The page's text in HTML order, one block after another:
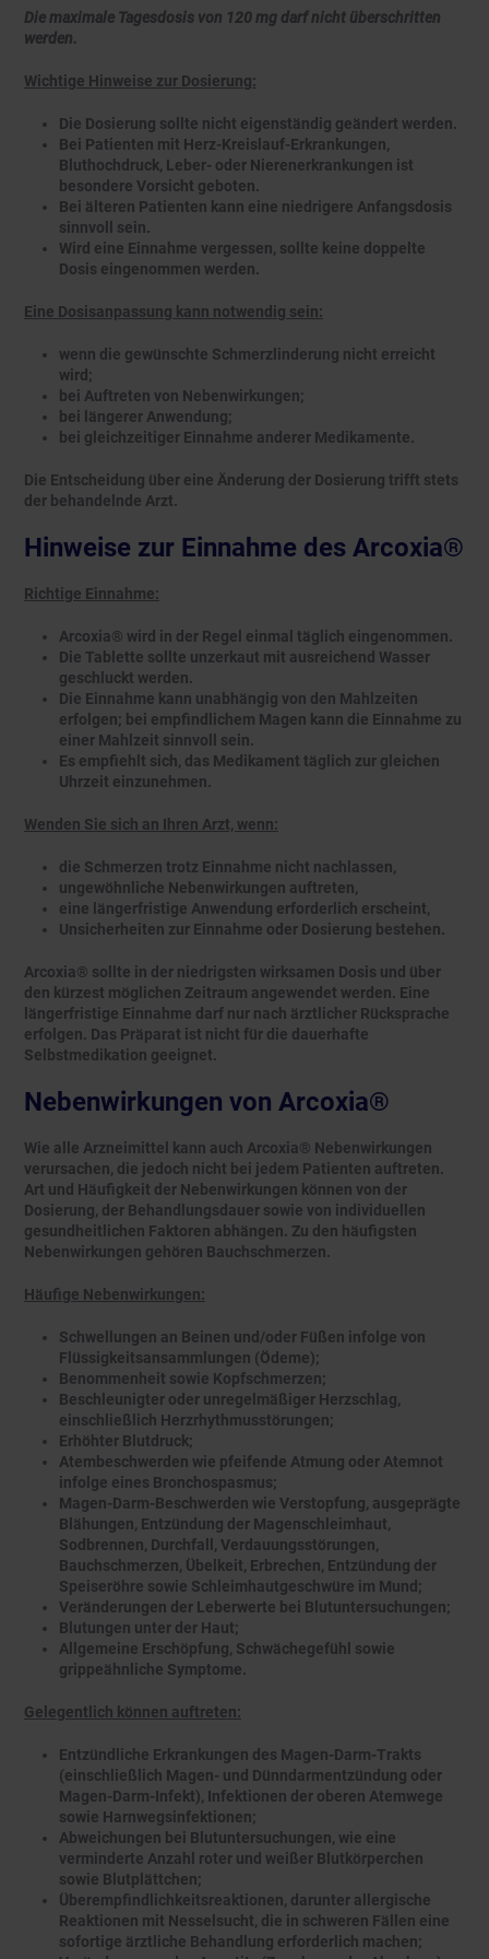
Die maximale Tagesdosis von 120 mg darf nicht überschritten
werden.
Wichtige Hinweise zur Dosierung:
Die Dosierung sollte nicht eigenständig geändert werden.
Bei Patienten mit Herz-Kreislauf-Erkrankungen,
Bluthochdruck, Leber- oder Nierenerkrankungen ist
besondere Vorsicht geboten.
Bei älteren Patienten kann eine niedrigere Anfangsdosis
sinnvoll sein.
Wird eine Einnahme vergessen, sollte keine doppelte
Dosis eingenommen werden.
Eine Dosisanpassung kann notwendig sein:
wenn die gewünschte Schmerzlinderung nicht erreicht
wird;
bei Auftreten von Nebenwirkungen;
bei längerer Anwendung;
bei gleichzeitiger Einnahme anderer Medikamente.
Die Entscheidung über eine Änderung der Dosierung trifft stets
der behandelnde Arzt.
Hinweise zur Einnahme des Arcoxia®
Richtige Einnahme:
Arcoxia® wird in der Regel einmal täglich eingenommen.
Die Tablette sollte unzerkaut mit ausreichend Wasser
geschluckt werden.
Die Einnahme kann unabhängig von den Mahlzeiten
erfolgen; bei empfindlichem Magen kann die Einnahme zu
einer Mahlzeit sinnvoll sein.
Es empfiehlt sich, das Medikament täglich zur gleichen
Uhrzeit einzunehmen.
Wenden Sie sich an Ihren Arzt, wenn:
die Schmerzen trotz Einnahme nicht nachlassen,
ungewöhnliche Nebenwirkungen auftreten,
eine längerfristige Anwendung erforderlich erscheint,
Unsicherheiten zur Einnahme oder Dosierung bestehen.
Arcoxia® sollte in der niedrigsten wirksamen Dosis und über
den kürzest möglichen Zeitraum angewendet werden. Eine
längerfristige Einnahme darf nur nach ärztlicher Rücksprache
erfolgen. Das Präparat ist nicht für die dauerhafte
Selbstmedikation geeignet.
Nebenwirkungen von Arcoxia®
Wie alle Arzneimittel kann auch Arcoxia® Nebenwirkungen
verursachen, die jedoch nicht bei jedem Patienten auftreten.
Art und Häufigkeit der Nebenwirkungen können von der
Dosierung, der Behandlungsdauer sowie von individuellen
gesundheitlichen Faktoren abhängen. Zu den häufigsten
Nebenwirkungen gehören Bauchschmerzen.
Häufige Nebenwirkungen:
Schwellungen an Beinen und/oder Füßen infolge von
Flüssigkeitsansammlungen (Ödeme);
Benommenheit sowie Kopfschmerzen;
Beschleunigter oder unregelmäßiger Herzschlag,
einschließlich Herzrhythmusstörungen;
Erhöhter Blutdruck;
Atembeschwerden wie pfeifende Atmung oder Atemnot
infolge eines Bronchospasmus;
Magen-Darm-Beschwerden wie Verstopfung, ausgeprägte
Blähungen, Entzündung der Magenschleimhaut,
Sodbrennen, Durchfall, Verdauungsstörungen,
Bauchschmerzen, Übelkeit, Erbrechen, Entzündung der
Speiseröhre sowie Schleimhautgeschwüre im Mund;
Veränderungen der Leberwerte bei Blutuntersuchungen;
Blutungen unter der Haut;
Allgemeine Erschöpfung, Schwächegefühl sowie
grippeähnliche Symptome.
Gelegentlich können auftreten:
Entzündliche Erkrankungen des Magen-Darm-Trakts
(einschließlich Magen- und Dünndarmentzündung oder
Magen-Darm-Infekt), Infektionen der oberen Atemwege
sowie Harnwegsinfektionen;
Abweichungen bei Blutuntersuchungen, wie eine
verminderte Anzahl roter und weißer Blutkörperchen
sowie Blutplättchen;
Überempfindlichkeitsreaktionen, darunter allergische
Reaktionen mit Nesselsucht, die in schweren Fällen eine
sofortige ärztliche Behandlung erforderlich machen;